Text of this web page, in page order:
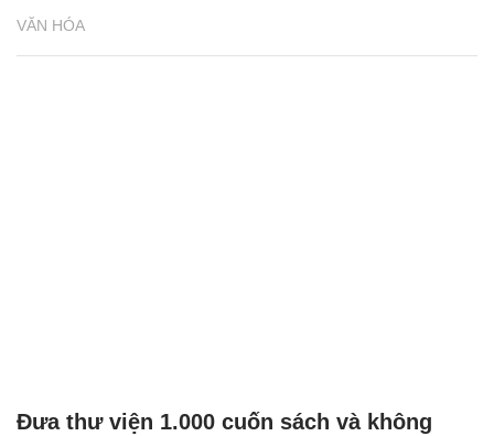
VĂN HÓA
Đưa thư viện 1.000 cuốn sách và không